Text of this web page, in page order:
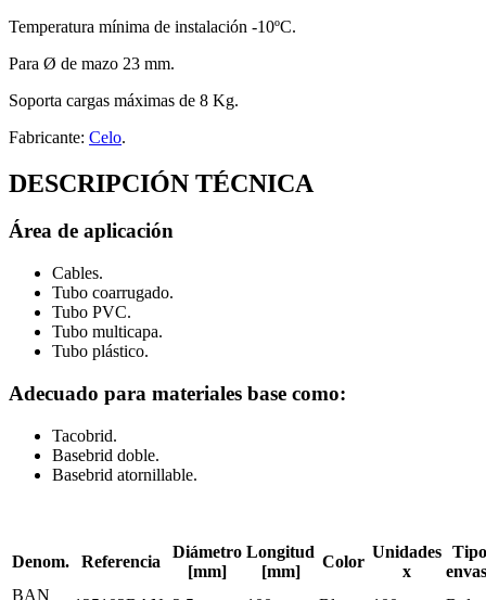
Temperatura mínima de instalación -10ºC.
Para Ø de mazo 23 mm.
Soporta cargas máximas de 8 Kg.
Fabricante: Celo.
DESCRIPCIÓN TÉCNICA
Área de aplicación
Cables.
Tubo coarrugado.
Tubo PVC.
Tubo multicapa.
Tubo plástico.
Adecuado para materiales base como:
Tacobrid.
Basebrid doble.
Basebrid atornillable.
Denom. Referencia
Diámetro
[mm]
Longitud
[mm]
Color
Unidades
x
BAN